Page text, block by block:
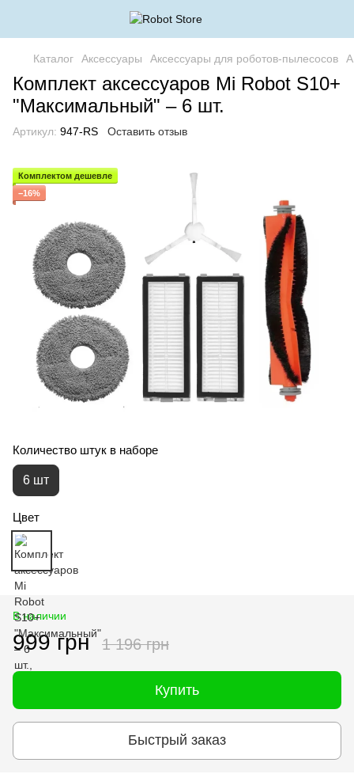
Каталог Аксессуары Аксессуары для роботов-пылесосов
Комплект аксессуаров Mi Robot S10+
"Максимальный" – 6 шт.
Артикул: 947-RS Оставить отзыв
Комплектом дешевле
−16%
Количество штук в наборе
6 шт
Цвет
В наличии
999 грн 1 196 грн
Купить
Быстрый заказ